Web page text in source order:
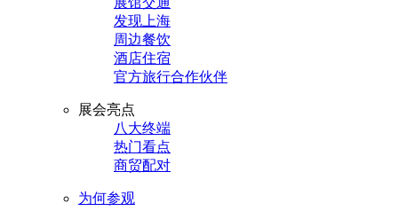
发现上海
周边餐饮
酒店住宿
官方旅行合作伙伴
展会亮点
八大终端
热门看点
商贸配对
为何参观